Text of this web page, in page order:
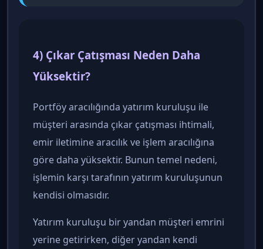
4) Çıkar Çatışması Neden Daha
Yüksektir?
Portföy aracılığında yatırım kuruluşu ile
müşteri arasında çıkar çatışması ihtimali,
emir iletimine aracılık ve işlem aracılığına
göre daha yüksektir. Bunun temel nedeni,
işlemin karşı tarafının yatırım kuruluşunun
kendisi olmasıdır.
Yatırım kuruluşu bir yandan müşteri emrini
yerine getirirken, diğer yandan kendi